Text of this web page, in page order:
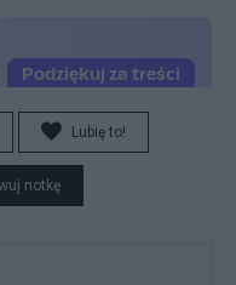
Lubię to!
notkę